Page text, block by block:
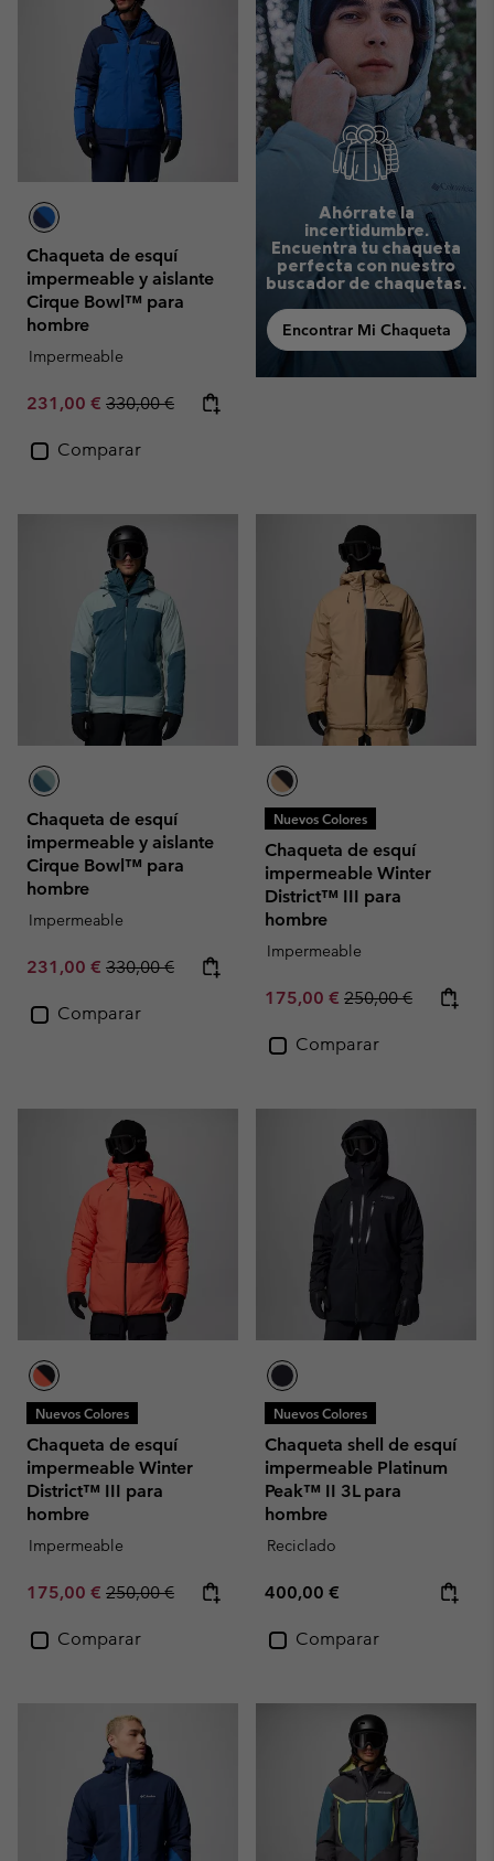
Chaqueta de esquí
impermeable y aislante
Cirque Bowl™ para
hombre
Impermeable
Sale price:
231,00 € Regular price:
330,00 €
Comparar
Ahórrate la
incertidumbre.
Encuentra tu chaqueta
perfecta con nuestro
buscador de chaquetas.
Encontrar Mi Chaqueta
Chaqueta de esquí
impermeable y aislante
Cirque Bowl™ para
hombre
Impermeable
Sale price:
231,00 € Regular price:
330,00 €
Comparar
Nuevos Colores
Chaqueta de esquí
impermeable Winter
District™ III para
hombre
Impermeable
Sale price:
175,00 € Regular price:
250,00 €
Comparar
Nuevos Colores
Chaqueta de esquí
impermeable Winter
District™ III para
hombre
Impermeable
Sale price:
175,00 € Regular price:
250,00 €
Comparar
Nuevos Colores
Chaqueta shell de esquí
impermeable Platinum
Peak™ II 3L para
hombre
Reciclado
Regular price:
400,00 €
Comparar